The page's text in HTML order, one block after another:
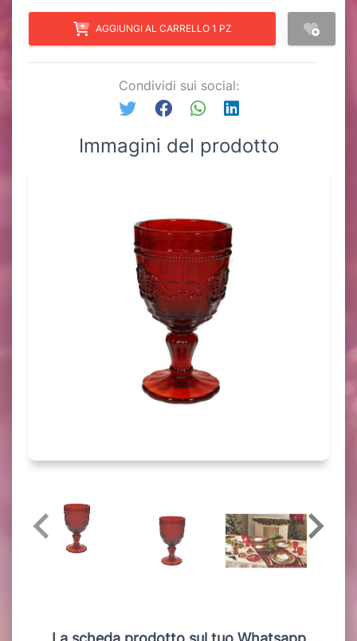
AGGIUNGI AL CARRELLO 1 PZ
Condividi sui social:
Immagini del prodotto